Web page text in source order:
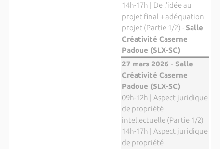
14h-17h | De l’idée au
projet final + adéquation
projet (Partie 1/2) - Salle
Créativité Caserne
Padoue (SLX-SC)
27 mars 2026 - Salle
Créativité Caserne
Padoue (SLX-SC)
09h-12h | Aspect juridique
de propriété
intellectuelle (Partie 1/2)
14h-17h | Aspect juridique
de propriété